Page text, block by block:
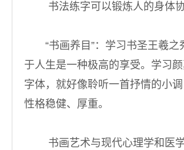
书法练字可以锻炼人的身体
“书画养目”：学习书圣王羲之
于人生是一种极高的享受。学习
字体，就好像聆听一首抒情的小
性格稳健、厚重。
书画艺术与现代心理学和医学